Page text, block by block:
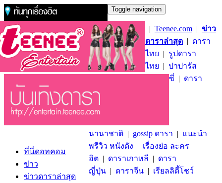
Toggle navigation
ที่นี่ดอทคอม
ข่าว
ข่าวดาราล่าสุด
| Teenee.com | ข่าว
ดาราล่าสุด | ดารา
ไทย | รูปดารา
ไทย | ปาปารัส
ซี่ | ดารา
นานาชาติ | gossip ดารา | แนะนำ
พรีวิว หนังดัง | เรื่องย่อ ละคร
ฮิต | ดาราเกาหลี | ดารา
ญี่ปุ่น | ดาราจีน | เรียลลิตี้โชว์